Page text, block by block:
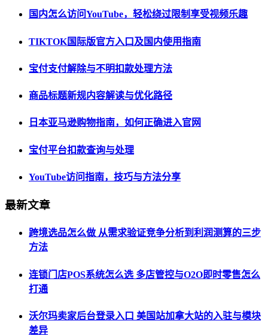
国内怎么访问YouTube，轻松绕过限制享受视频乐趣
TIKTOK国际版官方入口及国内使用指南
宝付支付解除与不明扣款处理方法
商品标题新规内容解读与优化路径
日本亚马逊购物指南，如何正确进入官网
宝付平台扣款查询与处理
YouTube访问指南，技巧与方法分享
最新文章
跨境选品怎么做 从需求验证竞争分析到利润测算的三步
方法
连锁门店POS系统怎么选 多店管控与O2O即时零售怎么
打通
沃尔玛卖家后台登录入口 美国站加拿大站的入驻与模块
差异